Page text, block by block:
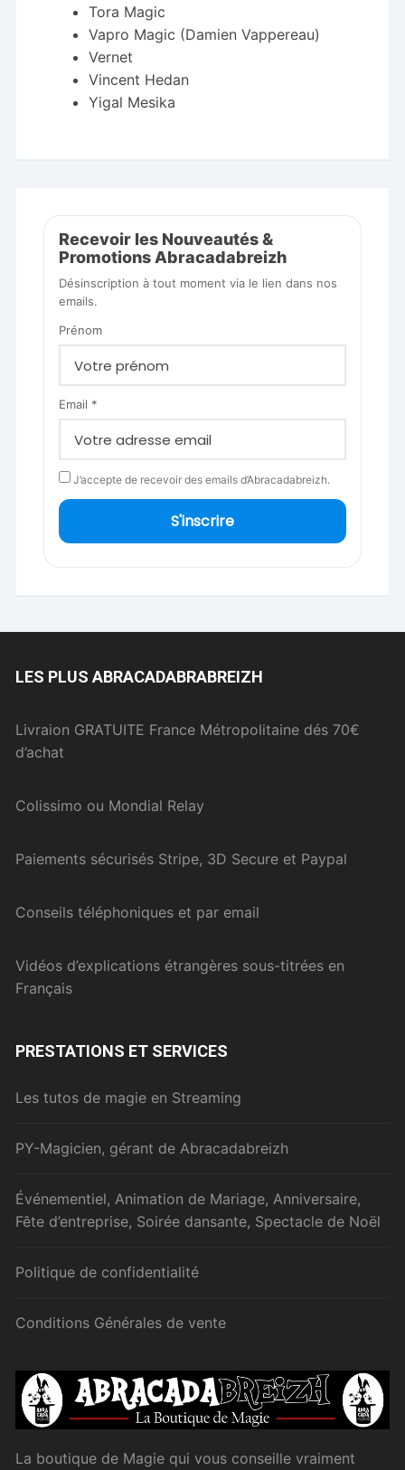
Tora Magic
Vapro Magic (Damien Vappereau)
Vernet
Vincent Hedan
Yigal Mesika
Recevoir les Nouveautés &
Promotions Abracadabreizh
Désinscription à tout moment via le lien dans nos
emails.
Prénom
Email *
J’accepte de recevoir des emails d’Abracadabreizh.
S'inscrire
LES PLUS ABRACADABRABREIZH
Livraion GRATUITE France Métropolitaine dés 70€
d’achat
Colissimo ou Mondial Relay
Paiements sécurisés Stripe, 3D Secure et Paypal
Conseils téléphoniques et par email
Vidéos d’explications étrangères sous-titrées en
Français
PRESTATIONS ET SERVICES
Les tutos de magie en Streaming
PY-Magicien, gérant de Abracadabreizh
Événementiel, Animation de Mariage, Anniversaire,
Fête d’entreprise, Soirée dansante, Spectacle de Noël
Politique de confidentialité
Conditions Générales de vente
La boutique de Magie qui vous conseille vraiment